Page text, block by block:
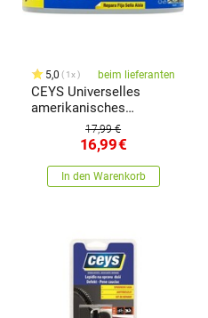
5,0 1x beim lieferanten
CEYS Universelles
amerikanisches
Klebeband Tackexpress,
17,99 €
16,99€
In den Warenkorb